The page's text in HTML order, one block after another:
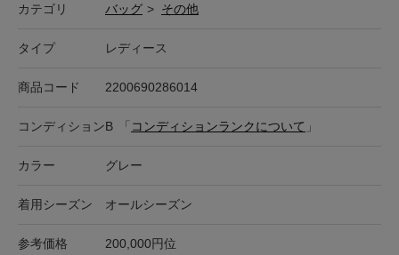
カテゴリ バッグ > その他
タイプ レディース
商品コード 2200690286014
コンディションB 「 コンディションランクについて 」
カラー グレー
着用シーズン オールシーズン
参考価格 200,000円位